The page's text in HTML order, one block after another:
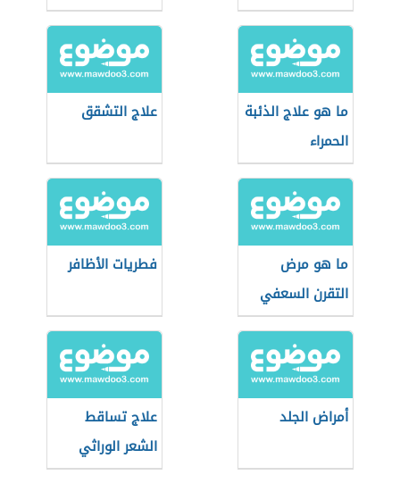
ما هو علاج الذئبة
الحمراء
علاج التشقق
ما هو مرض
التقرن السعفي
فطريات الأظافر
أمراض الجلد
علاج تساقط
الشعر الوراثي